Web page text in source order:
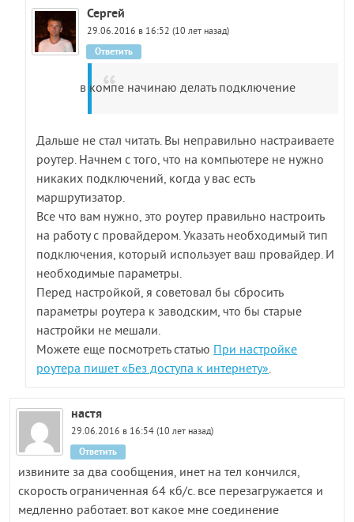
Сергей
29.06.2016 в 16:52 (10 лет назад)
в компе начинаю делать подключение
Дальше не стал читать. Вы неправильно настраиваете
роутер. Начнем с того, что на компьютере не нужно
никаких подключений, когда у вас есть
маршрутизатор.
Все что вам нужно, это роутер правильно настроить
на работу с провайдером. Указать необходимый тип
подключения, который использует ваш провайдер. И
необходимые параметры.
Перед настройкой, я советовал бы сбросить
параметры роутера к заводским, что бы старые
настройки не мешали.
Можете еще посмотреть статью При настройке
роутера пишет «Без доступа к интернету».
Ответить
настя
29.06.2016 в 16:54 (10 лет назад)
извините за два сообщения, инет на тел кончился,
скорость ограниченная 64 кб/с. все перезагружается и
медленно работает. вот какое мне соединение
Ответить